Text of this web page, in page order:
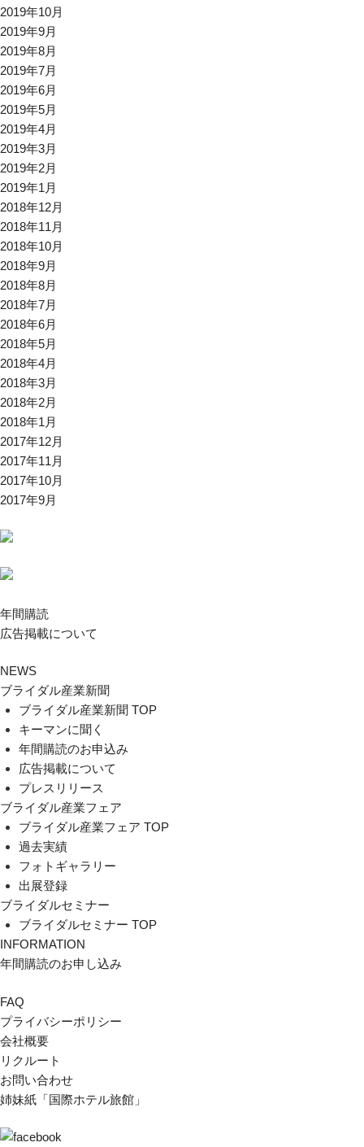
2019年10月
2019年9月
2019年8月
2019年7月
2019年6月
2019年5月
2019年4月
2019年3月
2019年2月
2019年1月
2018年12月
2018年11月
2018年10月
2018年9月
2018年8月
2018年7月
2018年6月
2018年5月
2018年4月
2018年3月
2018年2月
2018年1月
2017年12月
2017年11月
2017年10月
2017年9月
年間購読
広告掲載について
NEWS
ブライダル産業新聞
ブライダル産業新聞 TOP
キーマンに聞く
年間購読のお申込み
広告掲載について
プレスリリース
ブライダル産業フェア
ブライダル産業フェア TOP
過去実績
フォトギャラリー
出展登録
ブライダルセミナー
ブライダルセミナー TOP
INFORMATION
年間購読のお申し込み
FAQ
プライバシーポリシー
会社概要
リクルート
お問い合わせ
姉妹紙「国際ホテル旅館」